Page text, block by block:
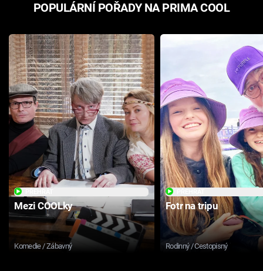
POPULÁRNÍ POŘADY NA PRIMA COOL
Mezi COOLky
Komedie / Zábavný
Fotr na tripu
Rodinný / Cestopisný